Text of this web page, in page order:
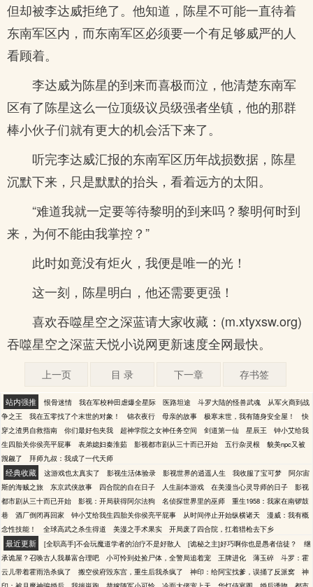
但却被李达威拒绝了。他知道，陈星不可能一直待着
东南军区内，而东南军区必须要一个有足够威严的人
看顾着。
李达威为陈星的到来而喜极而泣，他清楚东南军
区有了陈星这么一位顶级议员级强者坐镇，他的那群
棒小伙子们就有更大的机会活下来了。
听完李达威汇报的东南军区历年战损数据，陈星
沉默下来，只是默默的抬头，看着远方的太阳。
“难道我就一定要等待黎明的到来吗？黎明何时到
来，为何不能由我掌控？”
此时如竟没有炬火，我便是唯一的光！
这一刻，陈星明白，他还需要更强！
喜欢吞噬星空之深蓝请大家收藏：(m.xtyxsw.org)
吞噬星空之深蓝天悦小说网更新速度全网最快。
上一页 目 录 下一章 存书签
站内强推 恨骨迷情 我在军校种田虐爆全星际 医路坦途 斗罗大陆的怪兽武魂
从军火商到战
争之王
我在五零找了个末世的对象！ 锦衣夜行 母亲的故事 极寒末世，我有随身安全屋！
快
穿之渣男自救指南
你们最好包夹我 超神学院之女神任务空间 剑道第一仙 星辰王
钟小艾给我
生四胎关你侯亮平屁事
表弟媳妇秦淮茹 影视都市剧从三十而已开始 五行杂灵根
貌美npc又被
觊觎了
拜师九叔：我成了一代天师
经典收藏 这游戏也太真实了 影视生活体验录 影视世界的逍遥人生 我收服了宝可梦
阿尔宙
斯的海贼之旅
东京武侠故事 四合院的自在日子 人生副本游戏 在美漫当心灵导师的日子
影视
都市剧从三十而已开始
影视：开局获得阿尔法狗 名侦探世界里的巫师
重生1958：我家在南锣鼓
巷
酒厂倒闭再回家 钟小艾给我生四胎关你侯亮平屁事 从时间停止开始纵横诸天
漫威：我有概
念性技能！
全球高武之杀生得道 美漫之手术果实 开局废了四合院，扛着猎枪去下乡
最近更新 [全职高手]不会玩魔道学者的治疗不是好散人 [诡秘之主]好巧啊你也是愚者信徒？
继
承诡屋？召唤古人我暴富合理吧
小可怜到处捡尸体，全警局追着宠 王牌进化 薄玉碎
斗罗：霍
云儿带着霍雨浩杀疯了
搬空侯府毁东宫，重生后我杀疯了 神印：给阿宝找爹，误捅了反派窝
神